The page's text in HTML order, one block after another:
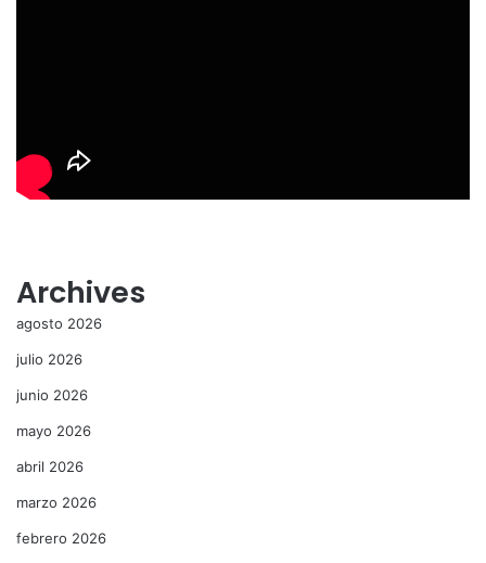
Archives
agosto 2026
julio 2026
junio 2026
mayo 2026
abril 2026
marzo 2026
febrero 2026